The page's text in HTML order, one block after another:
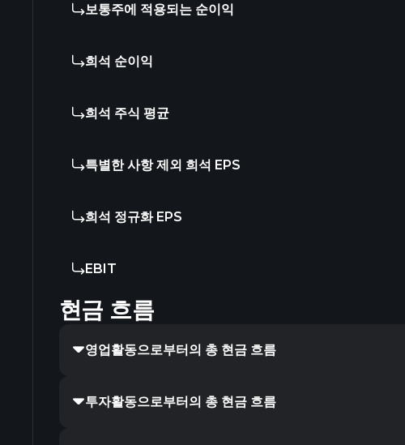
보통주에 적용되는 순이익
희석 순이익
희석 주식 평균
특별한 사항 제외 희석 EPS
희석 정규화 EPS
EBIT
현금 흐름
영업활동으로부터의 총 현금 흐름
투자활동으로부터의 총 현금 흐름